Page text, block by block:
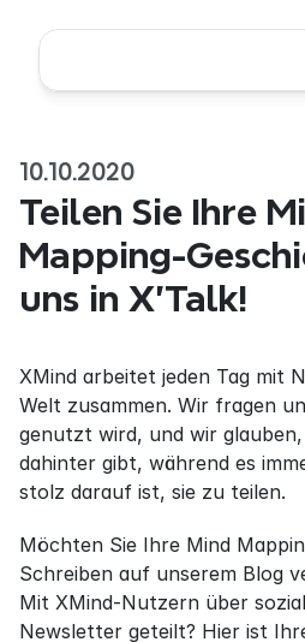
10.10.2020
Teilen Sie Ihre
Mapping-
uns in X'Talk!
XMind arbeitet jeden Tag mit
Welt zusammen. Wir fragen
genutzt wird, und wir
dahinter gibt, während es
stolz darauf ist, sie zu teilen.
Möchten Sie Ihre Mind
Schreiben auf unserem Blog
Mit XMind-Nutzern über
Newsletter geteilt? Hier ist